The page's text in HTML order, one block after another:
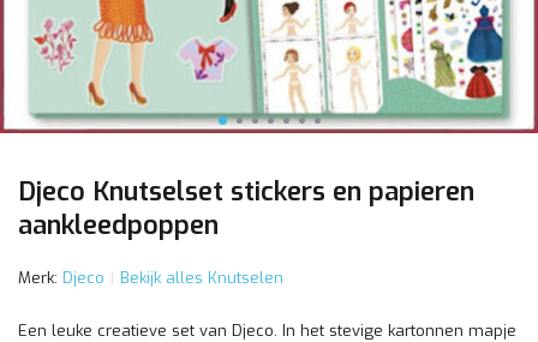
Djeco Knutselset stickers en papieren
aankleedpoppen
Merk: Djeco Bekijk alles Knutselen
Een leuke creatieve set van Djeco. In het stevige kartonnen mapje